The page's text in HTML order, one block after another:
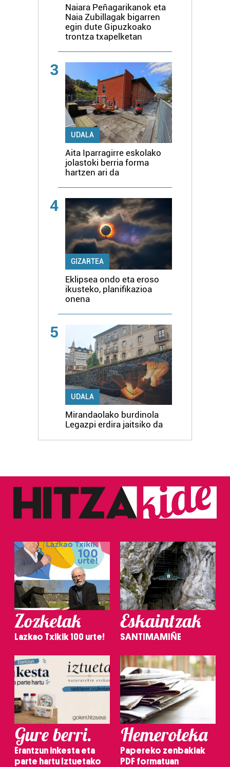
Naiara Peñagarikanok eta
Naia Zubillagak bigarren
egin dute Gipuzkoako
trontza txapelketan
3
UDALA
Aita Iparragirre eskolako
jolastoki berria forma
hartzen ari da
4
GIZARTEA
Eklipsea ondo eta eroso
ikusteko, planifikazioa
onena
5
UDALA
Mirandaolako burdinola
Legazpi erdira jaitsiko da
Zozketak
Lazkao Txikik 100 urte!
Eskaintzak
SANTIMAMIÑE
Gure berri.
Erantzun inkesta eta
parte hartu Iztuetako
Hemeroteka
Papereko zenbakiak
PDF formatuan